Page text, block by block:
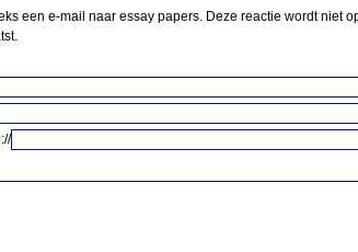
een e-mail naar essay papers. Deze reactie wordt niet